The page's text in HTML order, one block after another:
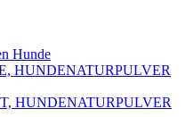
Hunde
HUNDENATURPULVER
HUNDENATURPULVER